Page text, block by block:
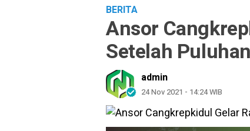
BERITA
Ansor
Setelah
admin
24 Nov 2021 - 14:24 WIB